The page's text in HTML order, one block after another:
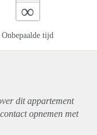
∞
Onbepaalde tijd
ditappartement
opnemen met